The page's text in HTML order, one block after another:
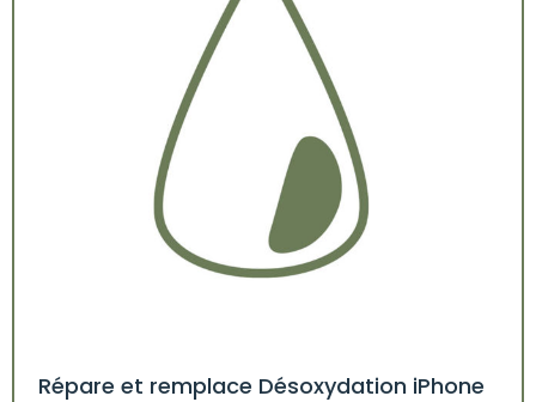
Répare et remplace Désoxydation iPhone